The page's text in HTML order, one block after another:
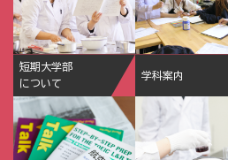
短期大学部
について
学科案内